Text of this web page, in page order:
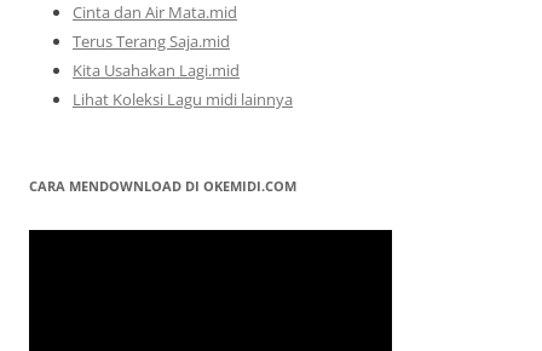
Cinta dan Air Mata.mid
Terus Terang Saja.mid
Kita Usahakan Lagi.mid
Lihat Koleksi Lagu midi lainnya
CARA MENDOWNLOAD DI OKEMIDI.COM